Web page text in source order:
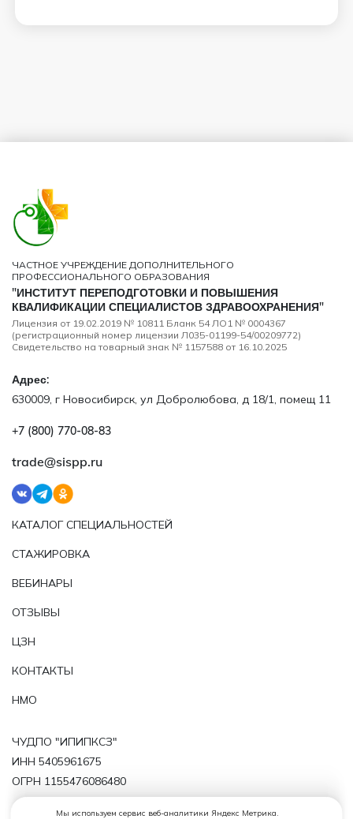
Мы используем сервис веб-аналитики Яндекс Метрика.
ЧАСТНОЕ УЧРЕЖДЕНИЕ ДОПОЛНИТЕЛЬНОГО
ПРОФЕССИОНАЛЬНОГО ОБРАЗОВАНИЯ
"ИНСТИТУТ ПЕРЕПОДГОТОВКИ И ПОВЫШЕНИЯ
КВАЛИФИКАЦИИ СПЕЦИАЛИСТОВ ЗДРАВООХРАНЕНИЯ"
Лицензия от 19.02.2019 № 10811 Бланк 54 ЛО1 № 0004367
(регистрационный номер лицензии Л035-01199-54/00209772)
Свидетельство на товарный знак № 1157588 от 16.10.2025
Адрес:
630009, г Новосибирск, ул Добролюбова, д 18/1, помещ 11
+7 (800) 770‑08‑83
trade@sispp.ru
КАТАЛОГ СПЕЦИАЛЬНОСТЕЙ
СТАЖИРОВКА
ВЕБИНАРЫ
ОТЗЫВЫ
ЦЗН
КОНТАКТЫ
НМО
ЧУДПО "ИПИПКСЗ"
ИНН 5405961675
ОГРН 1155476086480
Политика обработки персональных данных